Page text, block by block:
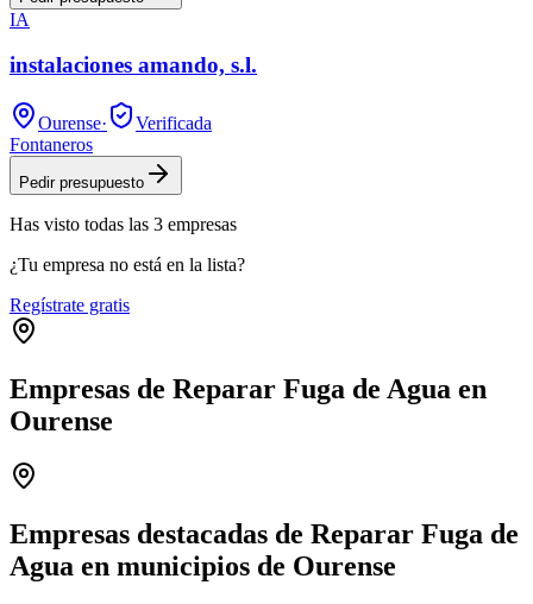
IA
instalaciones amando, s.l.
Ourense·
Verificada
Fontaneros
Pedir presupuesto
Has visto todas las 3 empresas
¿Tu empresa no está en la lista?
Regístrate gratis
Empresas de Reparar Fuga de Agua en
Ourense
−
Empresas destacadas de Reparar Fuga de
Agua en municipios de Ourense